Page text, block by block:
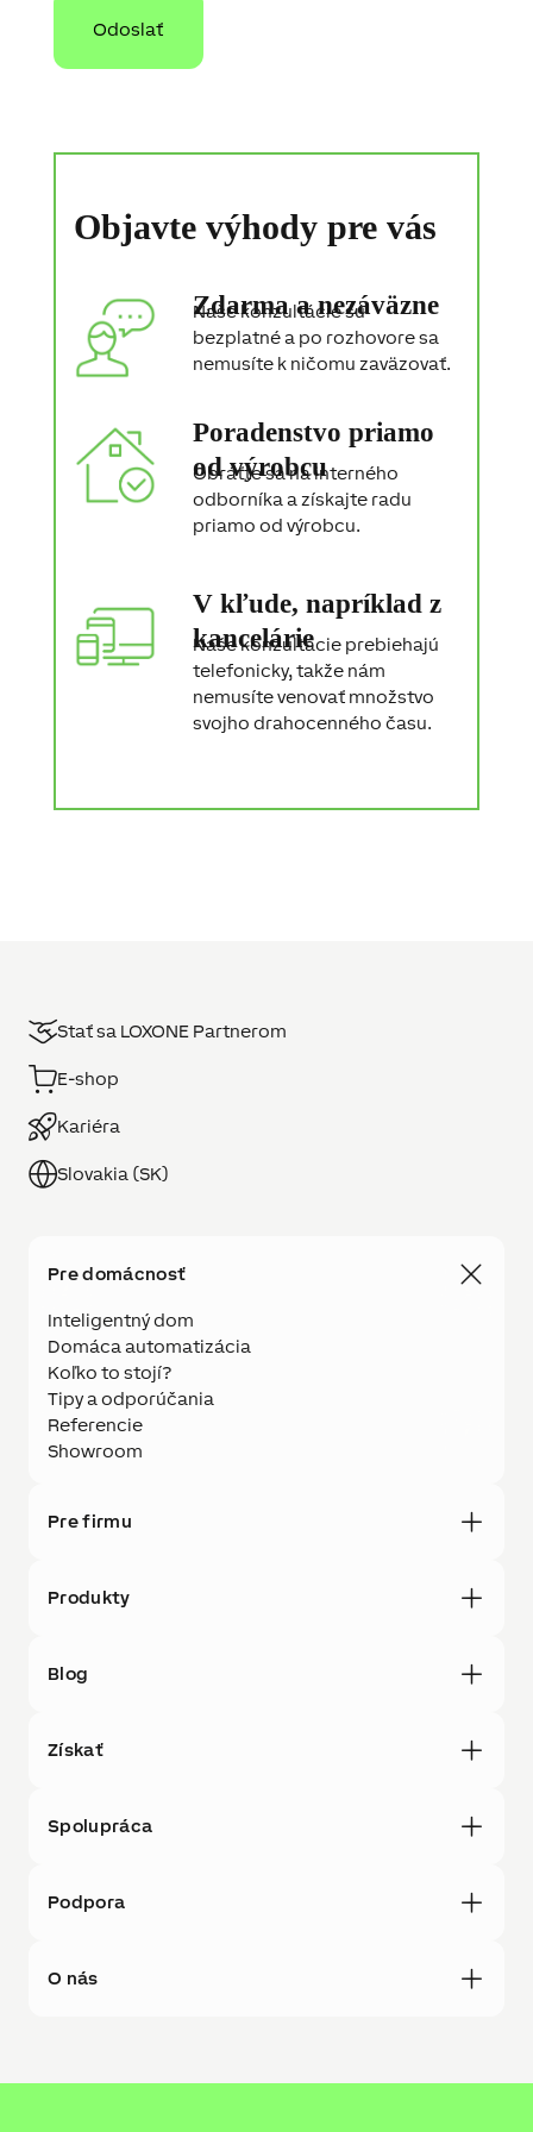
Objavte výhody pre vás
Zdarma a nezáväzne
Naše konzultácie sú
bezplatné a po rozhovore sa
nemusíte k ničomu zaväzovať.
Poradenstvo priamo
od výrobcu
Obráťte sa na interného
odborníka a získajte radu
priamo od výrobcu.
V kľude, napríklad z
kancelárie
Naše konzultácie prebiehajú
telefonicky, takže nám
nemusíte venovať množstvo
svojho drahocenného času.
Stať sa LOXONE Partnerom
E-shop
Kariéra
Slovakia (SK)
Pre domácnosť
Inteligentný dom
Domáca automatizácia
Koľko to stojí?
Tipy a odporúčania
Referencie
Showroom
Pre firmu
Produkty
Blog
Získať
Spolupráca
Podpora
O nás